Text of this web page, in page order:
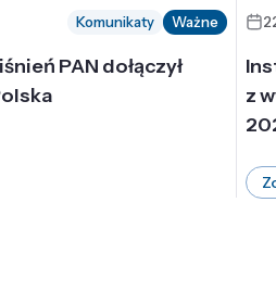
Komunikaty Ważne
PAN dołączył
z